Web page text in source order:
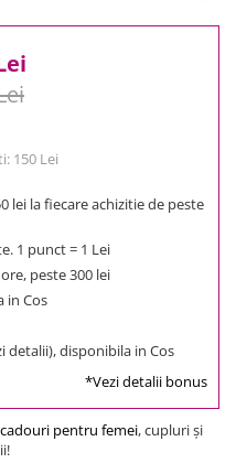
150 Lei
lei la fiecare achizitie de peste
1 punct = 1 Lei
ore, peste 300 lei
in Cos
detalii), disponibila in Cos
*Vezi detalii bonus
cadouri pentru femei, cupluri şi